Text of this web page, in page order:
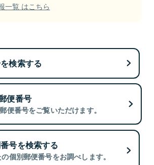
一覧 はこちら
検索する
便番号
便番号をご覧いただけます。
号を検索する
個別郵便番号をお調べします。